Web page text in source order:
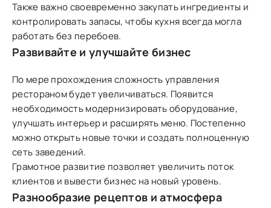
Также важно своевременно закупать ингредиенты и
контролировать запасы, чтобы кухня всегда могла
работать без перебоев.
Развивайте и улучшайте бизнес
По мере прохождения сложность управления
рестораном будет увеличиваться. Появится
необходимость модернизировать оборудование,
улучшать интерьер и расширять меню. Постепенно
можно открыть новые точки и создать полноценную
сеть заведений.
Грамотное развитие позволяет увеличить поток
клиентов и вывести бизнес на новый уровень.
Разнообразие рецептов и атмосфера